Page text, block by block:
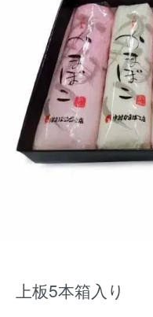
上板5本箱入り